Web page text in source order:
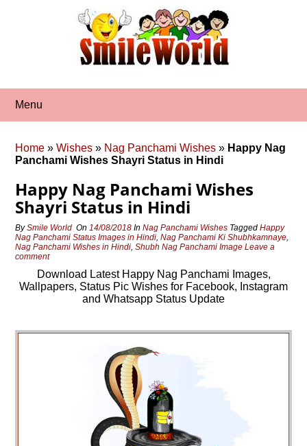
Menu
Home »Wishes » Nag Panchami Wishes » Happy Nag
Panchami Wishes Shayri Status in Hindi
Happy Nag Panchami Wishes
Shayri Status in Hindi
BySmile World On14/08/2018 InNag Panchami Wishes TaggedHappy
Nag Panchami Status Images in Hindi,Nag Panchami Ki Shubhkamnaye,
Nag Panchami Wishes in Hindi,Shubh Nag Panchami Image Leave a
comment
Download Latest Happy Nag Panchami Images,
Wallpapers, Status Pic Wishes for Facebook, Instagram
and Whatsapp Status Update